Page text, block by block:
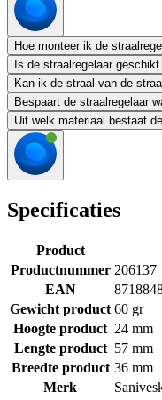
Hoe monteer ik de
Is de straalregelaar
Kan ik de straal van de
Bespaart de straalregelaar
Uit welk materiaal bestaat
Specificaties
Product
Productnummer 206137
EAN
Gewicht product 60 gr
Hoogte product 24 mm
Lengte product 57 mm
Breedte product 36 mm
Merk